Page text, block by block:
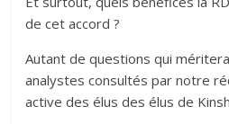
de cet accord ?‎‎
Autant de questions qui
analystes consultés par notre
active des élus des élus de